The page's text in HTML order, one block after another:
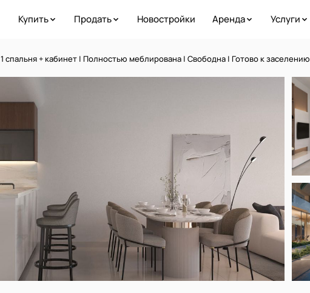
Купить Продать Новостройки Аренда Услуги
1 спальня + кабинет | Полностью меблирована | Свободна | Готово к заселению